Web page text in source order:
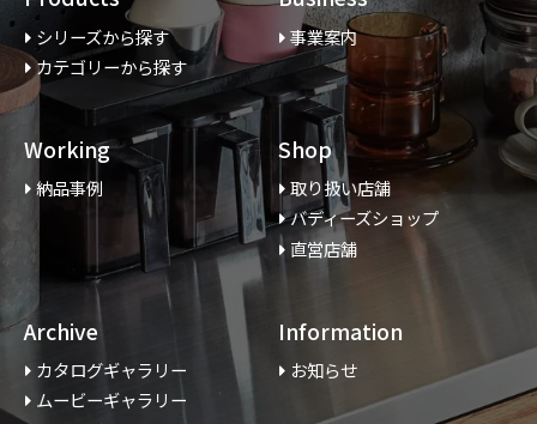
シリーズから探す
カテゴリーから探す
事業案内
Working
納品事例
Shop
取り扱い店舗
バディーズショップ
直営店舗
Archive
カタログギャラリー
ムービーギャラリー
Information
お知らせ